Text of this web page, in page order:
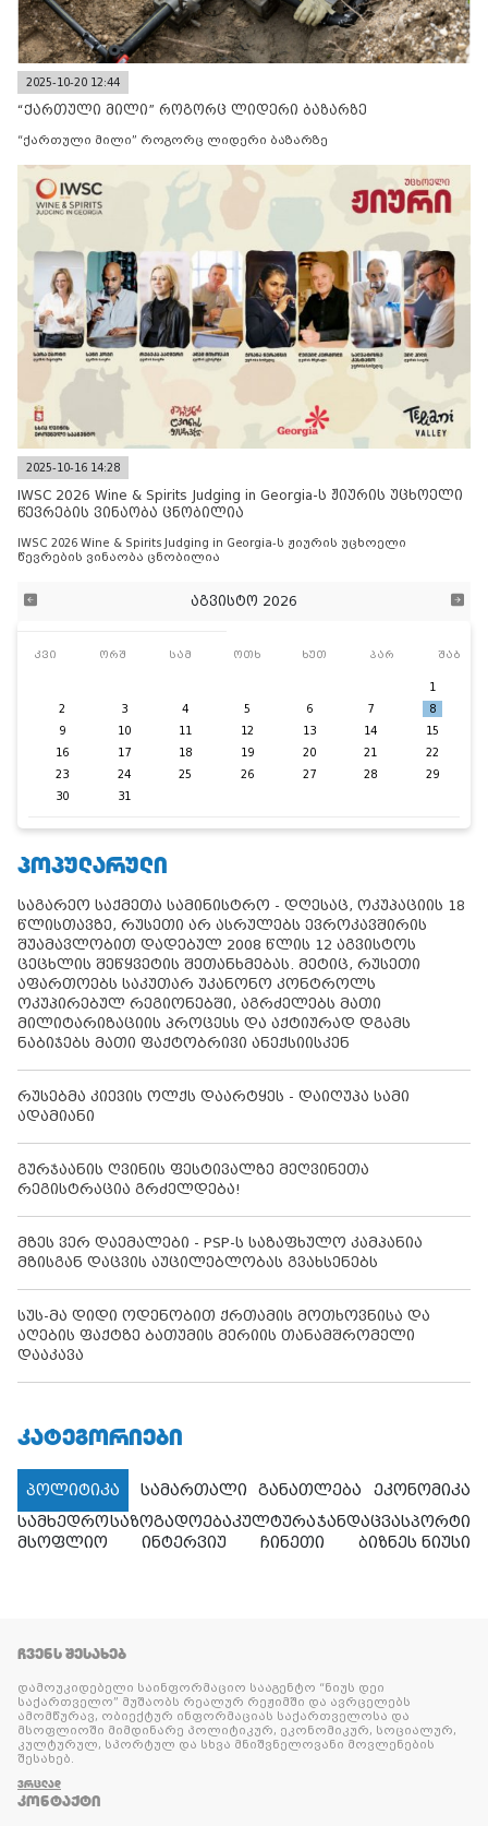
2025-10-20 12:44
“ქართული მილი” როგორც ლიდერი ბაზარზე
“ქართული მილი” როგორც ლიდერი ბაზარზე
2025-10-16 14:28
IWSC 2026 Wine & Spirits Judging in Georgia-ს ჟიურის უცხოელი
წევრების ვინაობა ცნობილია
IWSC 2026 Wine & Spirits Judging in Georgia-ს ჟიურის უცხოელი
წევრების ვინაობა ცნობილია
აგვისტო 2026
კვი ორშ სამ ოთხ ხუთ პარ შაბ
1
2
3 4 5 6 7
8
9
10 11 12 13 14
15
16
17 18 19 20 21
22
23
24 25 26 27 28
29
30
31
ᲞᲝᲞᲣᲚᲐᲠᲣᲚᲘ
საგარეო საქმეთა სამინისტრო - დღესაც, ოკუპაციის 18
წლისთავზე, რუსეთი არ ასრულებს ევროკავშირის
შუამავლობით დადებულ 2008 წლის 12 აგვისტოს
ცეცხლის შეწყვეტის შეთანხმებას. მეტიც, რუსეთი
აფართოებს საკუთარ უკანონო კონტროლს
ოკუპირებულ რეგიონებში, აგრძელებს მათი
მილიტარიზაციის პროცესს და აქტიურად დგამს
ნაბიჯებს მათი ფაქტობრივი ანექსიისკენ
რუსებმა კიევის ოლქს დაარტყეს - დაიღუპა სამი
ადამიანი
გურჯაანის ღვინის ფესტივალზე მეღვინეთა
რეგისტრაცია გრძელდება!
მზეს ვერ დაემალები - PSP-ს საზაფხულო კამპანია
მზისგან დაცვის აუცილებლობას გვახსენებს
სუს-მა დიდი ოდენობით ქრთამის მოთხოვნისა და
აღების ფაქტზე ბათუმის მერიის თანამშრომელი
დააკავა
ᲙᲐᲢᲔᲒᲝᲠᲘᲔᲑᲘ
პოლიტიკა სამართალი განათლება
ეკონომიკა
სამხედროსაზოგადოებაკულტურაჯანდაცვასპორტი
მსოფლიო
ინტერვიუ ჩინეთი ბიზნეს ნიუსი
ᲩᲕᲔᲜᲡ ᲨᲔᲡᲐᲮᲔᲑ
დამოუკიდებელი საინფორმაციო სააგენტო “ნიუს დეი
საქართველო” მუშაობს რეალურ რეჟიმში და ავრცელებს
ამომწურავ, ობიექტურ ინფორმაციას საქართველოსა და
მსოფლიოში მიმდინარე პოლიტიკურ, ეკონომიკურ, სოციალურ,
კულტურულ, სპორტულ და სხვა მნიშვნელოვანი მოვლენების
შესახებ.
ᲕᲠᲪᲚᲐᲓ
ᲙᲝᲜᲢᲐᲥᲢᲘ